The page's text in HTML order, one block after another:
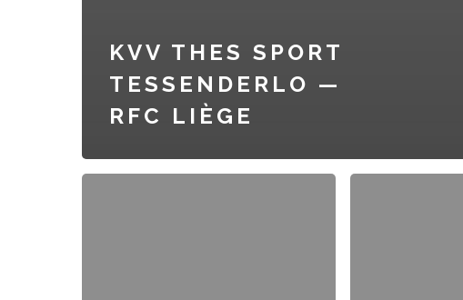
KVV THES SPORT
TESSENDERLO —
RFC LIÈGE